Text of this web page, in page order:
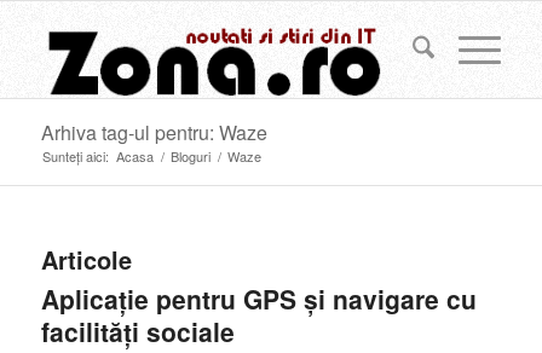
Arhiva tag-ul pentru: Waze
Sunteți aici: Acasa / Bloguri / Waze
Articole
Aplicație pentru GPS și navigare cu
facilități sociale